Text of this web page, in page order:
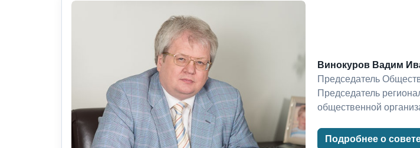
Винокуров Вадим
Председатель
Председатель
общественной
Подробнее о